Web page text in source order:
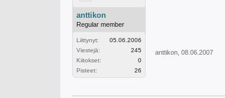
anttikon
Regular member
Liittynyt:
05.06.2006
Viestejä:
245
Kiitokset:
0
Pisteet:
26
anttikon 08.06.2007